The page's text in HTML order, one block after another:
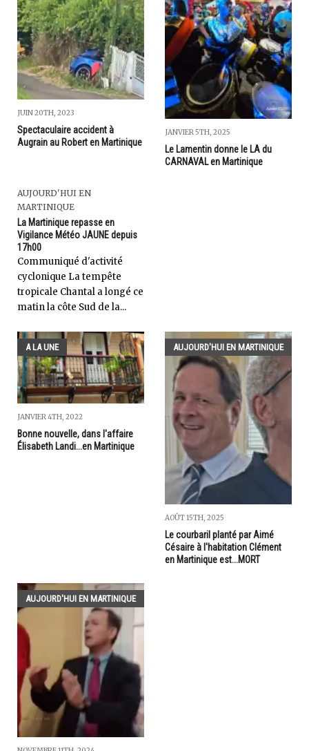
JUIN 20TH, 2023
Spectaculaire accident à
Augrain au Robert en Martinique
JANVIER 5TH, 2025
Le Lamentin donne le LA du
CARNAVAL en Martinique
AUJOURD'HUI EN
MARTINIQUE
La Martinique repasse en
Vigilance Météo JAUNE depuis
17h00
Communiqué d'activité
cyclonique La tempête
tropicale Chantal a longé ce
matin la côte Sud de la...
A LA UNE
JANVIER 4TH, 2022
Bonne nouvelle, dans l'affaire
Élisabeth Landi...en Martinique
AUJOURD'HUI EN MARTINIQUE
AOÛT 15TH, 2025
Le courbaril planté par Aimé
Césaire à l'habitation Clément
en Martinique est...MORT
AUJOURD'HUI EN MARTINIQUE